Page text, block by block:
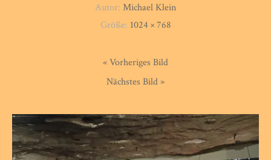
Autor: Michael Klein
Größe: 1024 × 768
« Vorheriges Bild
Nächstes Bild »